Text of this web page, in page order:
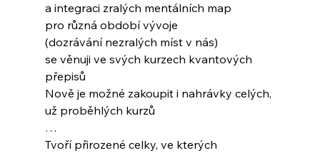
a integraci zralých mentálních map
pro různá období vývoje
(dozrávání nezralých míst v nás)
se věnuji ve svých kurzech kvantových
přepisů
Nově je možné zakoupit i nahrávky celých,
už proběhlých kurzů
…
Tvoří přirozené celky, ve kterých